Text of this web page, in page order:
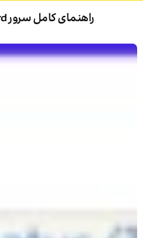
راهنمای کامل سرور SafePal Discord